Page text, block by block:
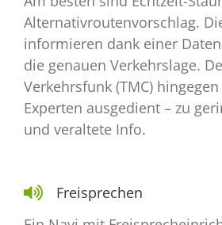
Alternativroutenvorschlag.
informieren dank einer
die genauen Verkehrslage.
Verkehrsfunk (TMC)
Experten ausgedient – zu
und veraltete Info.
Freisprechen